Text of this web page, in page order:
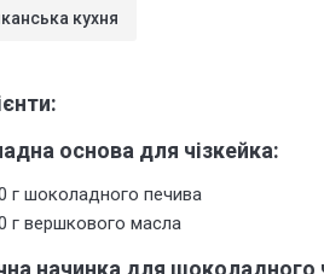
кухня
основа для чізкейка:
г шоколадного печива
г вершкового масла
начинка для шоколадного